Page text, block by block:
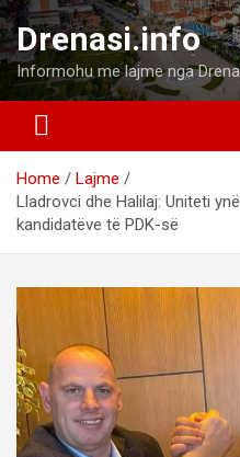
Skip
to
content
Drenasi.info
Informohu me lajme nga
Home
Lajme
Lladrovci dhe Halilaj: Uniteti
kandidatëve të PDK-së